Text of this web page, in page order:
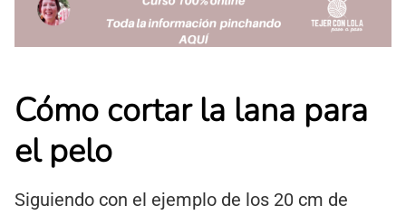
Cómo cortar la lana para
el pelo
Siguiendo con el ejemplo de los 20 cm de